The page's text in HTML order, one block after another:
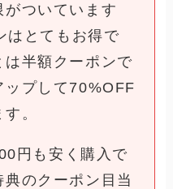
がついています
はとてもお得で
半額クーポンで
ップして70%OFF
。
円も安く購入で
のクーポン目当